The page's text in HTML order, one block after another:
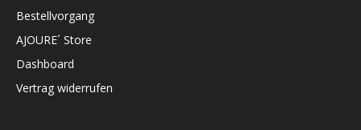
Bestellvorgang
AJOURE´ Store
Dashboard
Vertrag widerrufen